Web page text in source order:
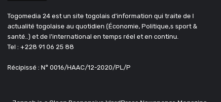
Togomedia 24 est un site togolais d'information qui traite de l
actualité togolaise au quotidien (Économie, Politique,s sport &
santé..) et de l'international en temps réel et en continu.
Tel : +228 91 06 25 88
Récipissé : N° 0016/HAAC/12-2020/PL/P